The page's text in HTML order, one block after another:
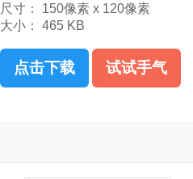
尺寸：
150像素 x 120像素
大小：
465 KB
点击下载 试试手气